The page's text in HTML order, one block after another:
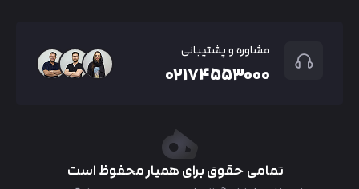
مشاوره و پشتیبانی
۰۲۱۷۴۵۵۳۰۰۰
تمامی حقوق برای همیار محفوظ است